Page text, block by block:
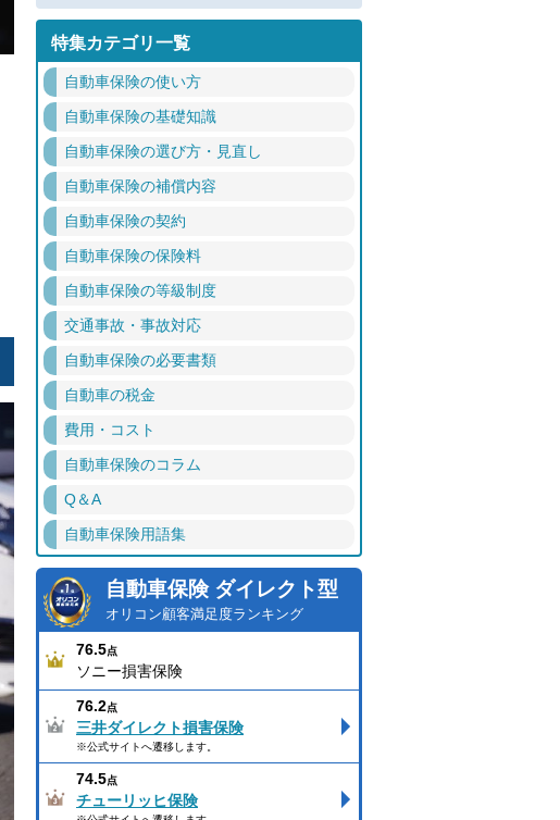
特集カテゴリ一覧
自動車保険の使い方
自動車保険の基礎知識
自動車保険の選び方・見直し
自動車保険の補償内容
自動車保険の契約
自動車保険の保険料
自動車保険の等級制度
交通事故・事故対応
自動車保険の必要書類
自動車の税金
費用・コスト
自動車保険のコラム
Q＆A
自動車保険用語集
自動車保険 ダイレクト型
オリコン顧客満足度ランキング
76.5点
ソニー損害保険
76.2点
三井ダイレクト損害保険
※公式サイトへ遷移します。
74.5点
チューリッヒ保険